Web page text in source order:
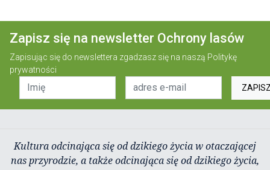
Zapisz się na newsletter Ochrony lasów
Zapisując się do newslettera zgadzasz się na naszą Politykę
prywatności
Kultura odcinająca się od dzikiego życia w otaczającej
nas przyrodzie, a także odcinająca się od dzikiego życia,